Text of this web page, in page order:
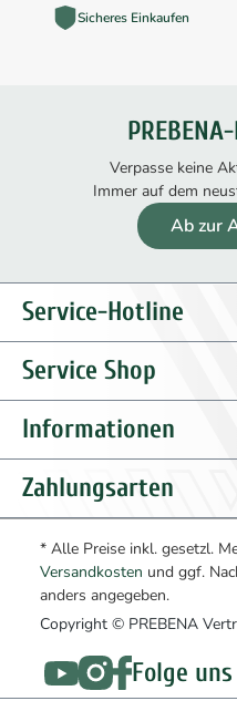
Sicheres Einkaufen
Verpasse keine
Immer auf dem
Ab zur
Service-Hotline
Service Shop
Informationen
Zahlungsarten
* Alle Preise inkl. gesetzl.
Versandkosten und ggf.
anders angegeben.
Copyright © PREBENA
Folge